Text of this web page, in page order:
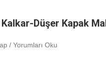
Düşer Kapak
/ Yorumları Oku